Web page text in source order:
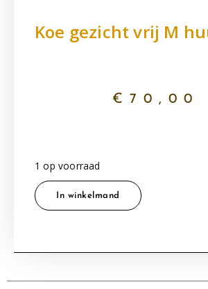
Koe gezicht vrij M
€ 70,00
1 op voorraad
In winkelmand